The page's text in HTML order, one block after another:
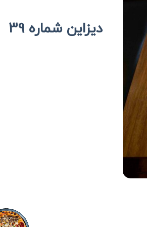
دیزاین شماره 39